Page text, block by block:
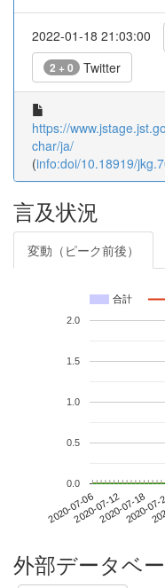
2022-01-18 21:03:00
2 + 0 Twitter
https://
char/ja/
(info:doi/10.18919/
言及状況
変動（ピーク前後）
合計
2020-07-062020-07-122020-07-18
2020-
0.0
0.5
1.0
1.5
2.0
外部データベ